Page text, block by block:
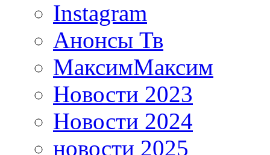
Instagram
Анонсы Тв
МаксимМаксим
Новости 2023
Новости 2024
новости 2025